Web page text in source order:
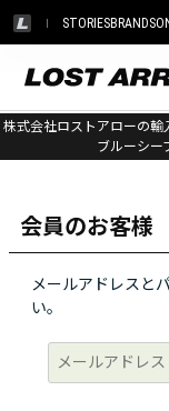
STORIESBRANDS
株式会社ロストアローの
ブルーシー
ログイン
会員のお客様
メールアドレスと
い。